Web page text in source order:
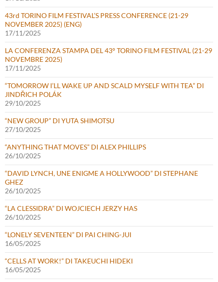
43rd TORINO FILM FESTIVAL’S PRESS CONFERENCE (21-29
NOVEMBER 2025) (ENG)
17/11/2025
LA CONFERENZA STAMPA DEL 43° TORINO FILM FESTIVAL (21-29
NOVEMBRE 2025)
17/11/2025
“TOMORROW I’LL WAKE UP AND SCALD MYSELF WITH TEA” DI
JINDŘICH POLÁK
29/10/2025
“NEW GROUP” DI YUTA SHIMOTSU
27/10/2025
“ANYTHING THAT MOVES” DI ALEX PHILLIPS
26/10/2025
“DAVID LYNCH, UNE ENIGME A HOLLYWOOD” DI STEPHANE
GHEZ
26/10/2025
“LA CLESSIDRA” DI WOJCIECH JERZY HAS
26/10/2025
“LONELY SEVENTEEN” DI PAI CHING-JUI
16/05/2025
“CELLS AT WORK!” DI TAKEUCHI HIDEKI
16/05/2025